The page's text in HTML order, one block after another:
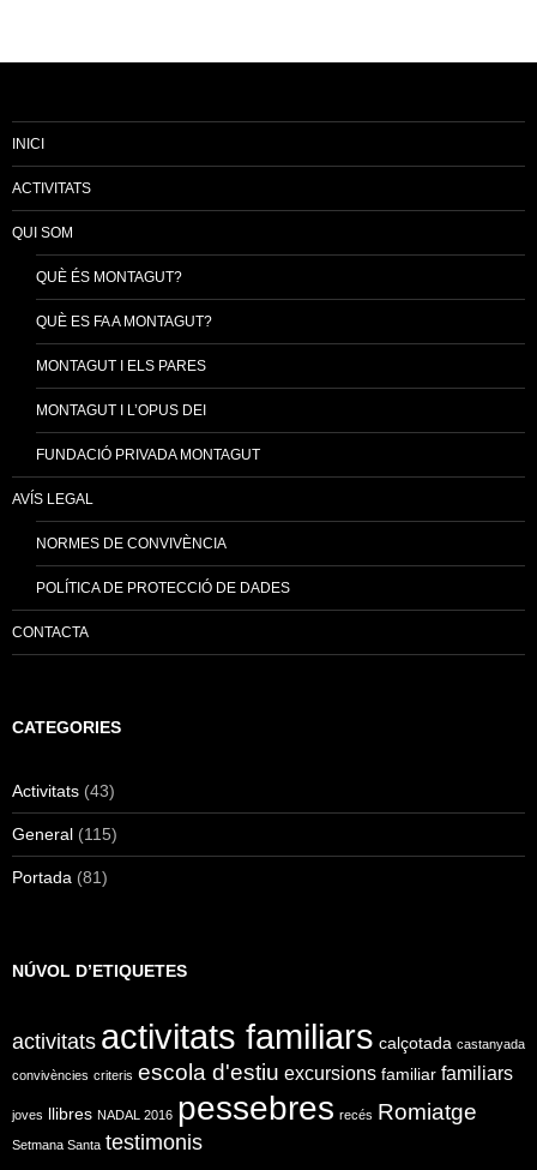
INICI
ACTIVITATS
QUI SOM
QUÈ ÉS MONTAGUT?
QUÈ ES FA A MONTAGUT?
MONTAGUT I ELS PARES
MONTAGUT I L’OPUS DEI
FUNDACIÓ PRIVADA MONTAGUT
AVÍS LEGAL
NORMES DE CONVIVÈNCIA
POLÍTICA DE PROTECCIÓ DE DADES
CONTACTA
CATEGORIES
Activitats (43)
General (115)
Portada (81)
NÚVOL D’ETIQUETES
activitats activitats familiars calçotada castanyada
convivències criteris escola d'estiu excursions familiar familiars
joves llibres NADAL 2016 pessebres recés Romiatge
Setmana Santa testimonis